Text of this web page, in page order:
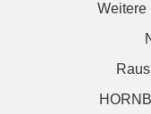
Weitere